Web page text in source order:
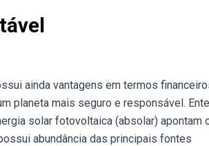
ainda vantagens em termos
planeta mais seguro e responsável.
solar fotovoltaica (absolar) apontam
abundância das principais fontes